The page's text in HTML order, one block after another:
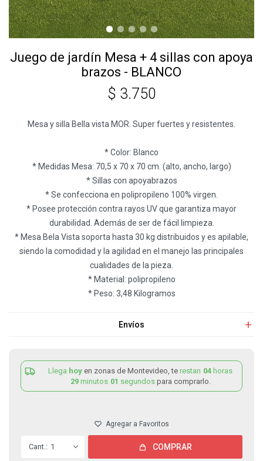
Juego de jardín Mesa + 4 sillas con apoya
brazos - BLANCO
$ 3.750
Mesa y silla Bella vista MOR. Super fuertes y resistentes.
* Color: Blanco
* Medidas Mesa: 70,5 x 70 x 70 cm. (alto, ancho, largo)
* Sillas con apoyabrazos
* Se confecciona en polipropileno 100% virgen.
* Posee protección contra rayos UV que garantiza mayor
durabilidad. Además de ser de fácil limpieza.
* Mesa Bela Vista soporta hasta 30 kg distribuidos y es apilable,
siendo la comodidad y la agilidad en el manejo las principales
cualidades de la pieza.
* Material: polipropileno
* Peso: 3,48 Kilogramos
Envíos
Llega hoy en zonas de Montevideo, te restan 04 horas
29 minutos 01 segundos para comprarlo.
1 COMPRAR